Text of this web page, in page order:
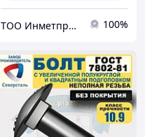
ТОО Инметпром 100%